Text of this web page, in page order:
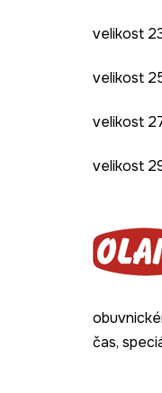
velikost
velikost
velikost
velikost
čas,